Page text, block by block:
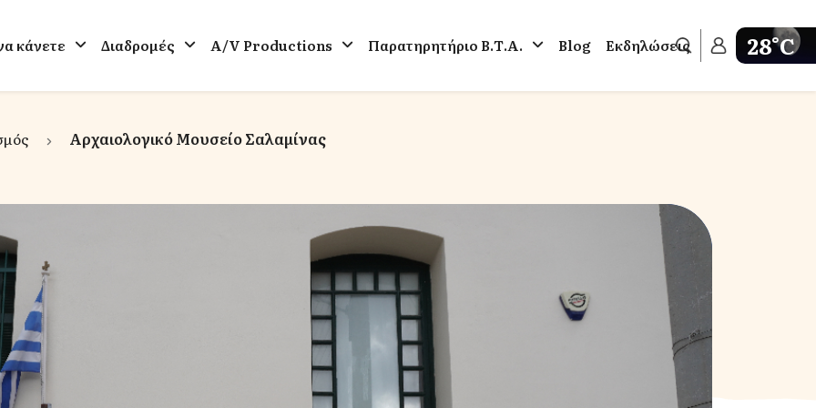
κάνετε Διαδρομές A/V Productions Παρατηρητήριο Β.Τ.Α. Blog Εκδηλώσεις 28°C
Get
Αρχαιολογικό Μουσείο Σαλαμίνας